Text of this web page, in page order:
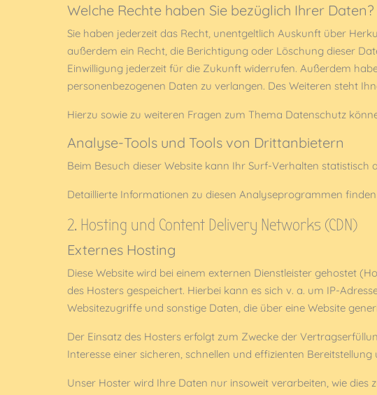
Welche Rechte haben Sie bezüglich Ihrer Daten?
Sie haben jederzeit das Recht, unentgeltlich Auskunft über
außerdem ein Recht, die Berichtigung oder Löschung dieser
Einwilligung jederzeit für die Zukunft widerrufen. Außerdem
personenbezogenen Daten zu verlangen. Des Weiteren steht
Hierzu sowie zu weiteren Fragen zum Thema Datenschutz
Analyse-Tools und Tools von Dritt­anbietern
Beim Besuch dieser Website kann Ihr Surf-Verhalten
Detaillierte Informationen zu diesen Analyseprogrammen
2. Hosting und Content Delivery Networks (CDN)
Externes Hosting
Diese Website wird bei einem externen Dienstleister gehostet
des Hosters gespeichert. Hierbei kann es sich v. a. um IP-
Websitezugriffe und sonstige Daten, die über eine Website
Der Einsatz des Hosters erfolgt zum Zwecke der
Interesse einer sicheren, schnellen und effizienten
Unser Hoster wird Ihre Daten nur insoweit verarbeiten, wie